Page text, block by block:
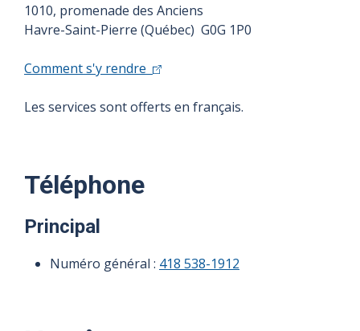
1010, promenade des Anciens
Havre-Saint-Pierre (Québec) G0G 1P0
Comment s'y rendre
Les services sont offerts en français.
Téléphone
Principal
Numéro général : 418 538-1912